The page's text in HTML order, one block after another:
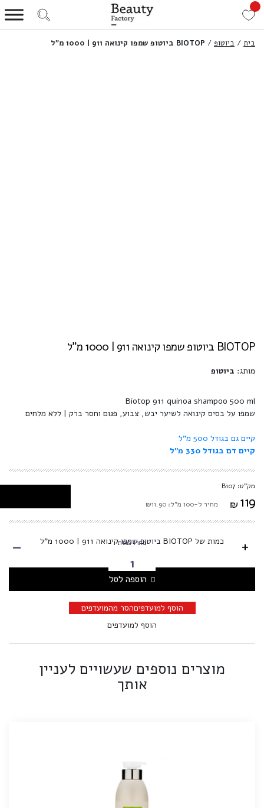
בית / ביוטופ / BIOTOP ביוטופ שמפו קינואה 911 | 1000 מ”ל
BIOTOP ביוטופ שמפו קינואה 911 | 1000 מ"ל
מותג: ביוטופ
Biotop 911 quinoa shampoo 500 ml
שמפו על בסיס קינואה לשיער יבש, צבוע, פגום וחסר ברק | ללא מלחים
קיים גם בגודל 500 מ"ל
קיים דם בגודל 330 מ''ל
מק"ט: B107
₪ 119 מחיר ל-100 מ"ל: ₪11.90
+ כמות של BIOTOP ביוטופ שמפו קינואה 911 | 1000 מ"ל בחרו כמות -
הוספה לסל
הוסף למועדפיםהסר מהמועדפים
הוסף למועדפים
מוצרים נוספים שעשויים לעניין
אותך